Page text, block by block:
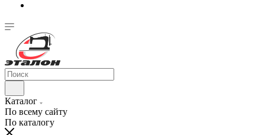
Каталог
По всему сайту
По каталогу